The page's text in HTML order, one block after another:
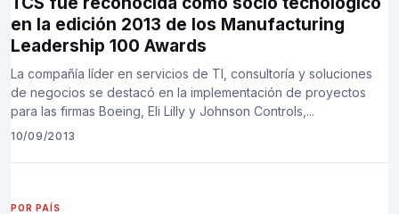
en la edición 2013 de los Manufacturing
Leadership 100 Awards
La compañía líder en servicios de TI, consultoría y soluciones
de negocios se destacó en la implementación de proyectos
para las firmas Boeing, Eli Lilly y Johnson Controls,...
10/09/2013
POR PAÍS